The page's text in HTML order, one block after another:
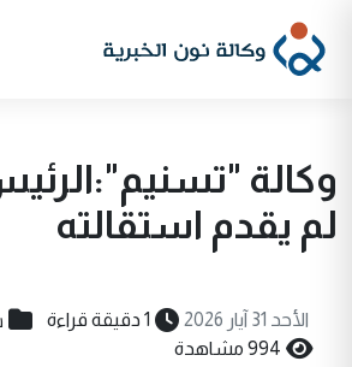
وكالة
لم يقدم استقالته
الأحد 31 آيار 2026 1 دقيقة قراءة
994 مشاهدة